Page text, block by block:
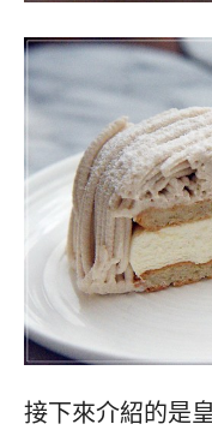
接下來介紹的是